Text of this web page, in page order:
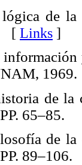
de la
Links ]
información
1969.
de la
65–85.
de la
89–106.